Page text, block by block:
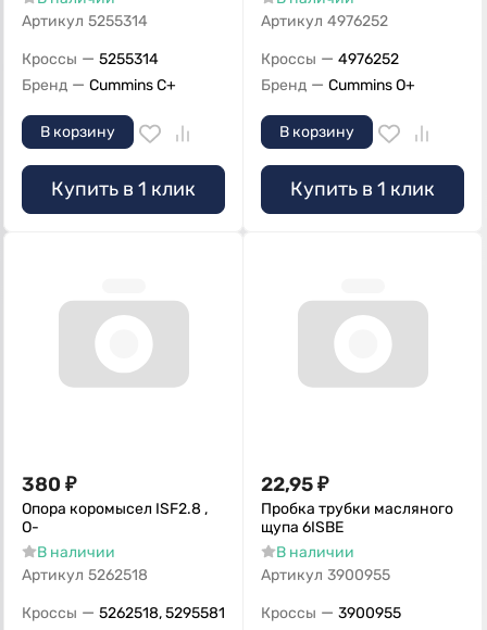
Артикул 5255314
Кроссы — 5255314
Бренд — Cummins C+
В корзину
Купить в 1 клик
Артикул 4976252
Кроссы — 4976252
Бренд — Cummins O+
В корзину
Купить в 1 клик
380 ₽
Опора коромысел ISF2.8 ,
О-
В наличии
Артикул 5262518
Кроссы — 5262518, 5295581
22,95₽
Пробка трубки масляного
щупа 6ISBE
В наличии
Артикул 3900955
Кроссы — 3900955